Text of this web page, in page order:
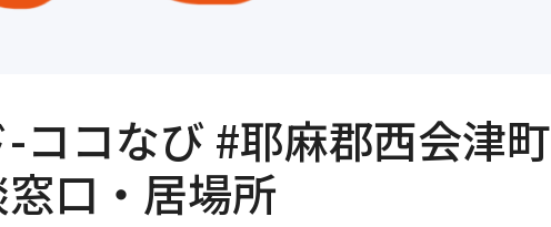
ココなび #耶麻郡西会津町
口・居場所